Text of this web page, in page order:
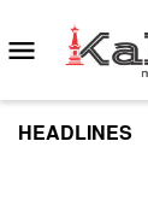
to
content
Mobile
Menu
HEADLINES